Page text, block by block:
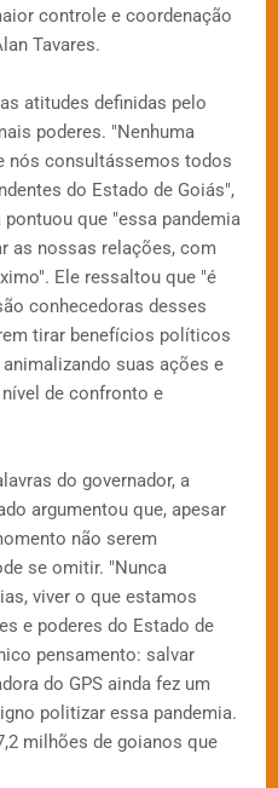
controle e coordenação
Tavares.
atitudes definidas pelo
poderes. "Nenhuma
nós consultássemos todos
do Estado de Goiás",
que "essa pandemia
as nossas relações, com
Ele ressaltou que "é
conhecedoras desses
tirar benefícios políticos
suas ações e
de confronto e
do governador, a
argumentou que, apesar
não serem
se omitir. "Nunca
viver o que estamos
e poderes do Estado de
pensamento: salvar
do GPS ainda fez um
politizar essa pandemia.
milhões de goianos que